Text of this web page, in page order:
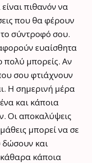
πιθανόν να
που θα φέρουν
σύντροφό σου.
ευαίσθητα
πολύ μπορείς. Αν
σου φτιάχνουν
Η σημερινή μέρα
και κάποια
Οι αποκαλύψεις
μπορεί να σε
και
κάποια